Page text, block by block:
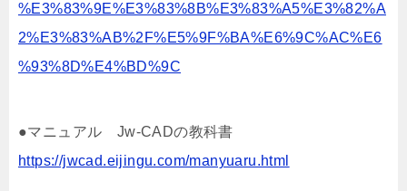
%E3%83%9E%E3%83%8B%E3%83%A5%E3%82%A
2%E3%83%AB%2F%E5%9F%BA%E6%9C%AC%E6
%93%8D%E4%BD%9C
●マニュアル Jw-CADの教科書
https://jwcad.eijingu.com/manyuaru.html